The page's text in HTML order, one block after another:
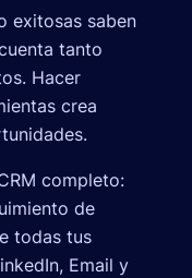
exitosas saben
tanto
Hacer
crea
completo:
de
todas tus
Email y